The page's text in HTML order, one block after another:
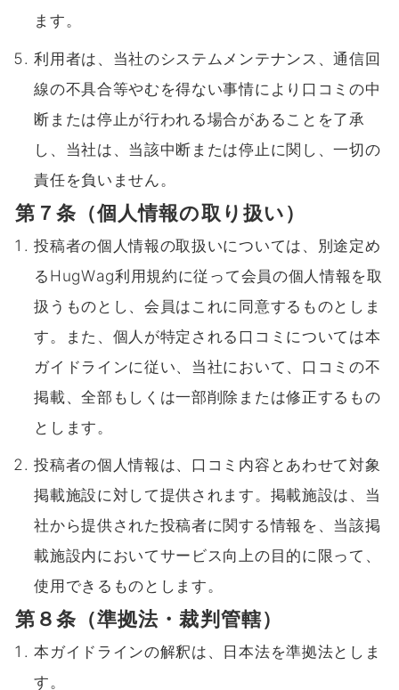
ます。
利用者は、当社のシステムメンテナンス、通信回
線の不具合等やむを得ない事情により口コミの中
断または停止が行われる場合があることを了承
し、当社は、当該中断または停止に関し、一切の
責任を負いません。
第７条（個人情報の取り扱い）
投稿者の個人情報の取扱いについては、別途定め
るHugWag利用規約に従って会員の個人情報を取
扱うものとし、会員はこれに同意するものとしま
す。また、個人が特定される口コミについては本
ガイドラインに従い、当社において、口コミの不
掲載、全部もしくは一部削除または修正するもの
とします。
投稿者の個人情報は、口コミ内容とあわせて対象
掲載施設に対して提供されます。掲載施設は、当
社から提供された投稿者に関する情報を、当該掲
載施設内においてサービス向上の目的に限って、
使用できるものとします。
第８条（準拠法・裁判管轄）
本ガイドラインの解釈は、日本法を準拠法としま
す。